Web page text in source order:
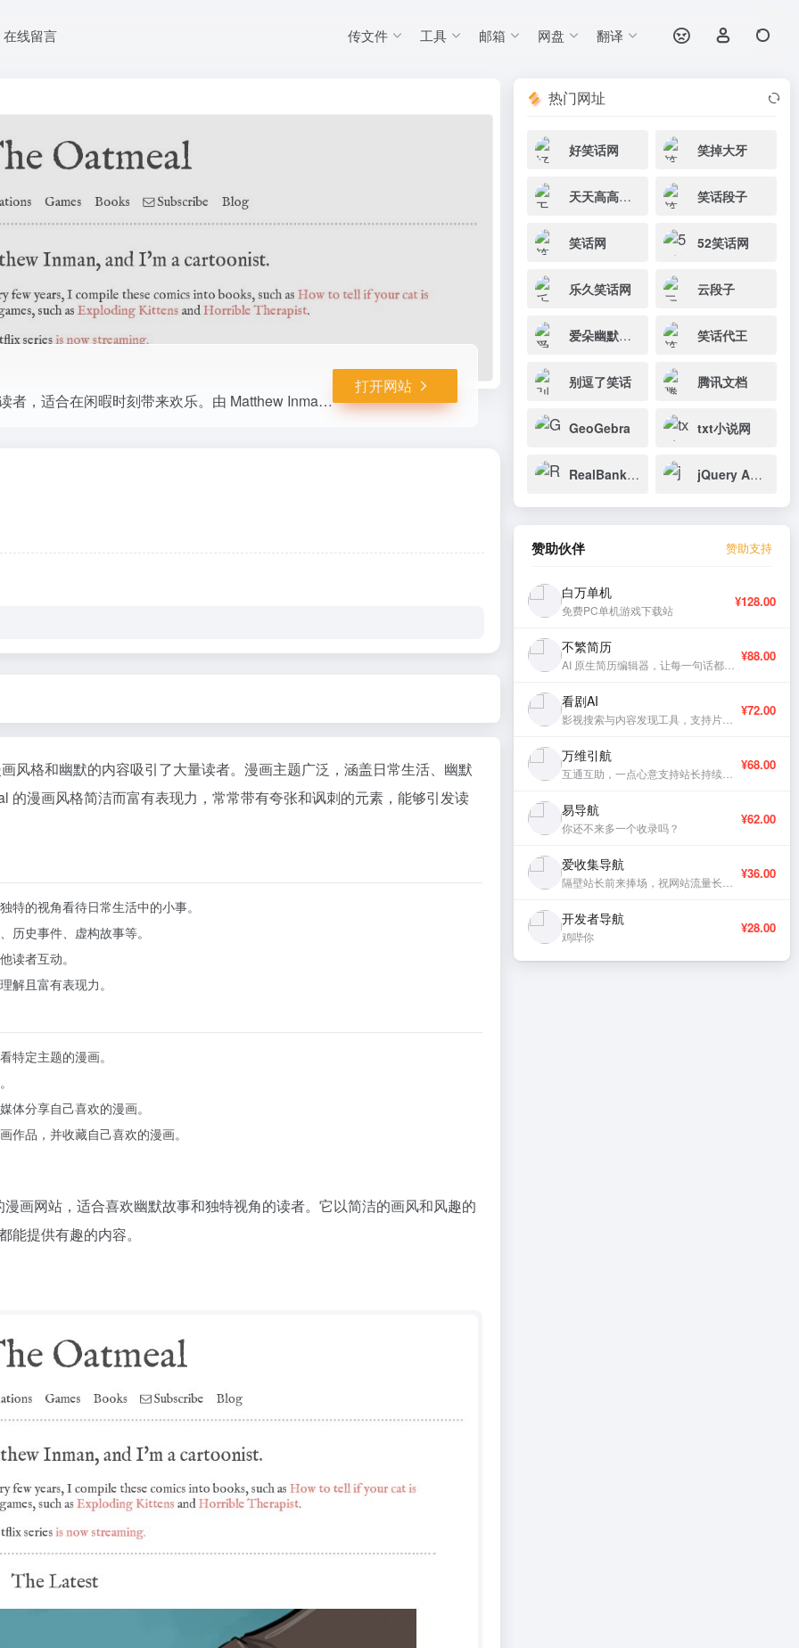
在线留言 传文件 工具 邮箱 网盘 翻译
以幽默风趣的漫画和独特的创意视角吸引了大量读者，适合在闲暇时刻带来欢乐。由 Matthew Inman 创作的幽默漫画网站。
打开网站
风格和幽默的内容吸引了大量读者。漫画主题广泛，涵盖日常生活、幽默
的漫画风格简洁而富有表现力，常常带有夸张和讽刺的元素，能够引发读
特的视角看待日常生活中的小事。
历史事件、虚构故事等。
读者互动。
解且富有表现力。
特定主题的漫画。
体分享自己喜欢的漫画。
作品，并收藏自己喜欢的漫画。
画网站，适合喜欢幽默故事和独特视角的读者。它以简洁的画风和风趣的
提供有趣的内容。
热门网址
好笑话网 笑掉大牙
天天高高兴兴 笑话段子
笑话网 52笑话网
乐久笑话网 云段子
爱朵幽默笑话网 笑话代王
别逗了笑话 腾讯文档
GeoGebra txt小说网
RealBanknotes jQuery API 中文文档
赞助伙伴 赞助支持
白万单机
免费PC单机游戏下载站
¥128.00
不繁简历 ¥88.00
看剧AI ¥72.00
万维引航 ¥68.00
易导航
你还不来多一个收录吗？
¥62.00
爱收集导航 ¥36.00
开发者导航
鸡哔你
¥28.00